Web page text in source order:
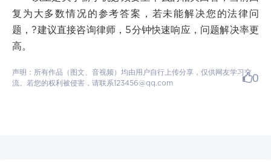
复为大多数情况的参考答案，若未能解决您的法律问
题，?建议直接咨询律师，5分钟快速响应，问题解决率更
高。
声明：所有作品（图文、音视频）均由用户自行上传分享，仅供网友学习交
流。若您的权利被侵害，请联系123456@qq.com
0